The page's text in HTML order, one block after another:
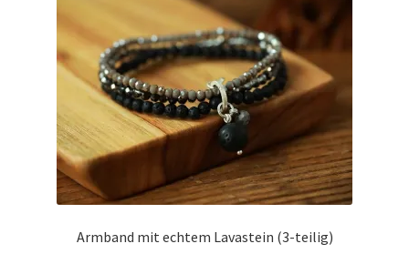
Armband mit echtem Lavastein (3-teilig)